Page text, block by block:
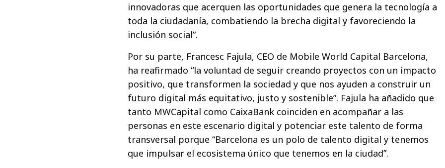
innovadoras que acerquen las oportunidades que genera la tecnología a
toda la ciudadanía, combatiendo la brecha digital y favoreciendo la
inclusión social”.
Por su parte, Francesc Fajula, CEO de Mobile World Capital Barcelona,
ha reafirmado “la voluntad de seguir creando proyectos con un impacto
positivo, que transformen la sociedad y que nos ayuden a construir un
futuro digital más equitativo, justo y sostenible”. Fajula ha añadido que
tanto MWCapital como CaixaBank coinciden en acompañar a las
personas en este escenario digital y potenciar este talento de forma
transversal porque “Barcelona es un polo de talento digital y tenemos
que impulsar el ecosistema único que tenemos en la ciudad”.